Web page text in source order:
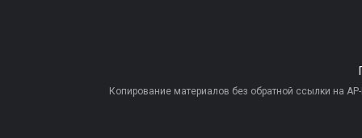
Копирование материалов без обратной ссылки на